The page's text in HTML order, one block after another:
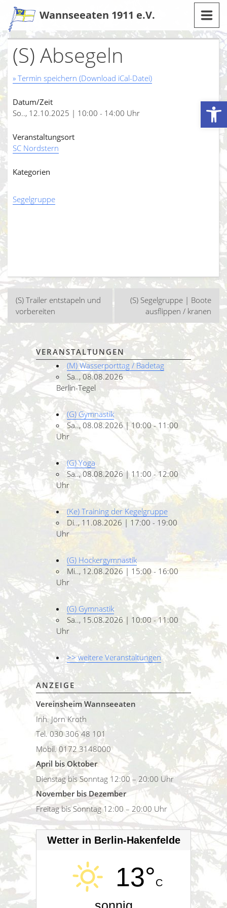
Werkzeugleiste öffnen
Zum
Inhalt
Wannseeaten 1911 e.V.
(S) Absegeln
» Termin speichern (Download iCal-Datei)
Datum/Zeit
So.., 12.10.2025 | 10:00 - 14:00 Uhr
Veranstaltungsort
SC Nordstern
Kategorien
Segelgruppe
Beitragsnavigation
(S) Trailer entstapeln und
vorbereiten
(S) Segelgruppe | Boote
ausflippen / kranen
VERANSTALTUNGEN
(M) Wasserporttag / Badetag
Sa.., 08.08.2026
Berlin-Tegel
(G) Gymnastik
Sa.., 08.08.2026 | 10:00 - 11:00
Uhr
(G) Yoga
Sa.., 08.08.2026 | 11:00 - 12:00
Uhr
(Ke) Training der Kegelgruppe
Di.., 11.08.2026 | 17:00 - 19:00
Uhr
(G) Hockergymnastik
Mi.., 12.08.2026 | 15:00 - 16:00
Uhr
(G) Gymnastik
Sa.., 15.08.2026 | 10:00 - 11:00
Uhr
>> weitere Veranstaltungen
ANZEIGE
Vereinsheim Wannseeaten
Inh. Jörn Kroth
Tel. 030 306 48 101
Mobil. 0172 3148000
April bis Oktober
Dienstag bis Sonntag 12:00 – 20:00 Uhr
November bis Dezember
Freitag bis Sonntag 12:00 – 20:00 Uhr
Wetter in Berlin-Hakenfelde
13°C